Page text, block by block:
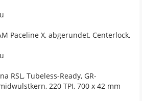
Paceline X, abgerundet, Centerlock,
RSL, Tubeless-Ready, GR-
220 TPI, 700 x 42 mm